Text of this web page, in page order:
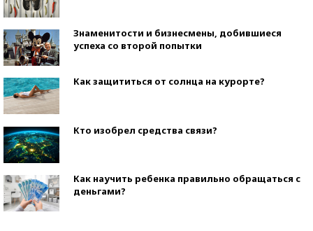
Знаменитости и бизнесмены, добившиеся
успеха со второй попытки
Как защититься от солнца на курорте?
Кто изобрел средства связи?
Как научить ребенка правильно обращаться с
деньгами?